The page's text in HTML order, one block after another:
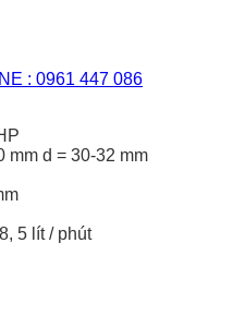
: 0961 447 086
d = 30-32 mm
5 lít / phút